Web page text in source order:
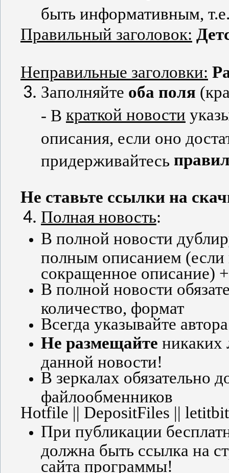
быть информативным,
Правильный заголовок:
Неправильные заголовки:
Заполняйте оба поля (
- В краткой новости
описания, если оно
придерживайтесь
Не ставьте ссылки на
Полная новость:
В полной новости
полным описанием (если
сокращенное описание)
В полной новости
количество, формат
Всегда указывайте
Не размещайте никаких
данной новости!
В зеркалах обязательно
файлообменников
Hotfile || DepositFiles ||
При публикации
должна быть ссылка на
сайта программы!